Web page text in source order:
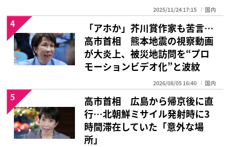
2025/11/24 17:15 国内
「アホか」芥川賞作家も苦言…
高市首相 熊本地震の視察動画
が大炎上、被災地訪問を“プロ
モーションビデオ化”と波紋
2026/08/05 16:40 国内
4
高市首相 広島から帰京後に直
行…北朝鮮ミサイル発射時に3
時間滞在していた「意外な場
所」
5